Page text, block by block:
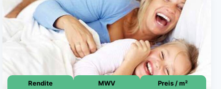
Rendite MWV Preis / m²